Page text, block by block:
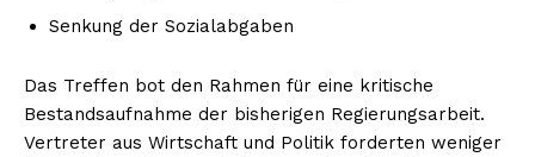
Senkung der Sozialabgaben
Das Treffen bot den Rahmen für eine kritische
Bestandsaufnahme der bisherigen Regierungsarbeit.
Vertreter aus Wirtschaft und Politik forderten weniger